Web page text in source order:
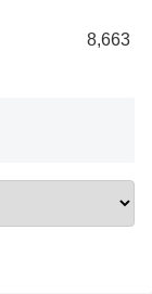
8,663